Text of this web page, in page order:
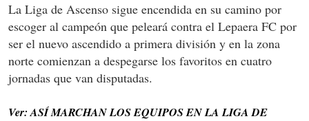
La Liga de Ascenso sigue encendida en su camino por
escoger al campeón que peleará contra el Lepaera FC por
ser el nuevo ascendido a primera división y en la zona
norte comienzan a despegarse los favoritos en cuatro
jornadas que van disputadas.
Ver: ASÍ MARCHAN LOS EQUIPOS EN LA LIGA DE